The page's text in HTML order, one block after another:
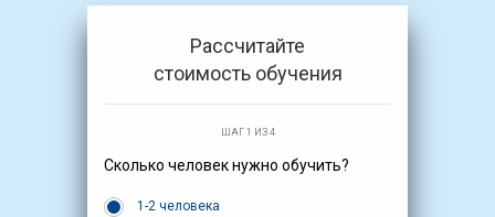
Рассчитайте
стоимость обучения
ШАГ 1 ИЗ 4
Сколько человек нужно обучить?
1-2 человека